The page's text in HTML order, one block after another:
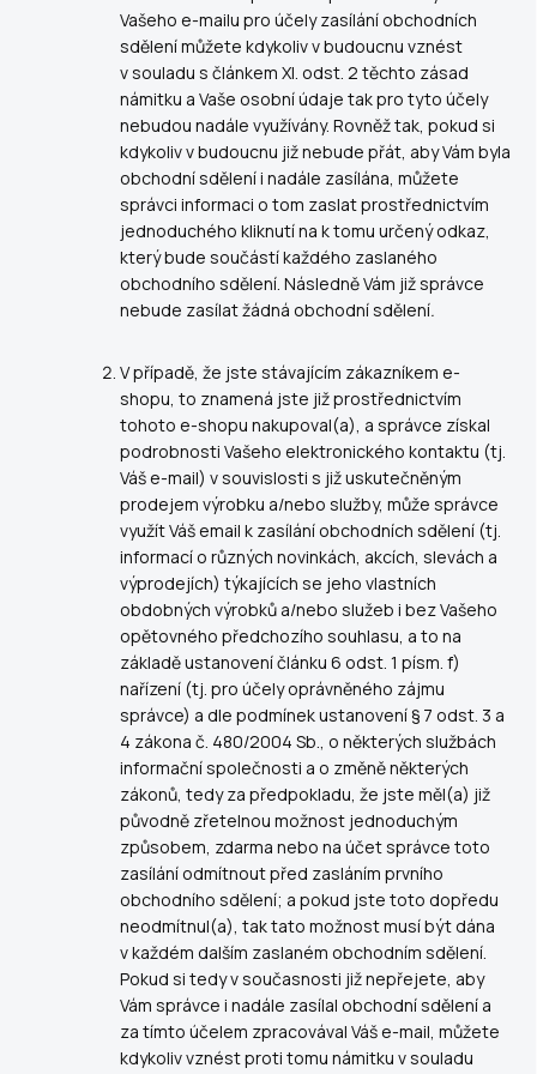
Vašeho e-mailu pro účely zasílání obchodních
sdělení můžete kdykoliv v budoucnu vznést
v souladu s článkem XI. odst. 2 těchto zásad
námitku a Vaše osobní údaje tak pro tyto účely
nebudou nadále využívány. Rovněž tak, pokud si
kdykoliv v budoucnu již nebude přát, aby Vám byla
obchodní sdělení i nadále zasílána, můžete
správci informaci o tom zaslat prostřednictvím
jednoduchého kliknutí na k tomu určený odkaz,
který bude součástí každého zaslaného
obchodního sdělení. Následně Vám již správce
nebude zasílat žádná obchodní sdělení.
V případě, že jste stávajícím zákazníkem e-
shopu, to znamená jste již prostřednictvím
tohoto e-shopu nakupoval(a), a správce získal
podrobnosti Vašeho elektronického kontaktu (tj.
Váš e-mail) v souvislosti s již uskutečněným
prodejem výrobku a/nebo služby, může správce
využít Váš email k zasílání obchodních sdělení (tj.
informací o různých novinkách, akcích, slevách a
výprodejích) týkajících se jeho vlastních
obdobných výrobků a/nebo služeb i bez Vašeho
opětovného předchozího souhlasu, a to na
základě ustanovení článku 6 odst. 1 písm. f)
nařízení (tj. pro účely oprávněného zájmu
správce) a dle podmínek ustanovení § 7 odst. 3 a
4 zákona č. 480/2004 Sb., o některých službách
informační společnosti a o změně některých
zákonů, tedy za předpokladu, že jste měl(a) již
původně zřetelnou možnost jednoduchým
způsobem, zdarma nebo na účet správce toto
zasílání odmítnout před zasláním prvního
obchodního sdělení; a pokud jste toto dopředu
neodmítnul(a), tak tato možnost musí být dána
v každém dalším zaslaném obchodním sdělení.
Pokud si tedy v současnosti již nepřejete, aby
Vám správce i nadále zasílal obchodní sdělení a
za tímto účelem zpracovával Váš e-mail, můžete
kdykoliv vznést proti tomu námitku v souladu